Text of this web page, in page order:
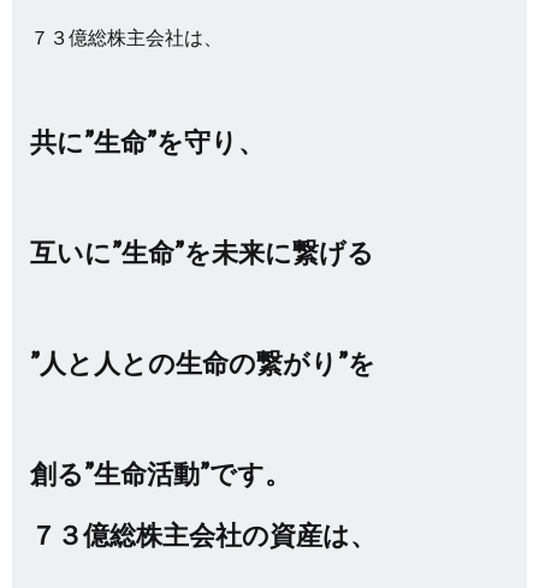
７３億総株主会社は、
共に”生命”を守り、
互いに”生命”を未来に繋げる
”人と人との生命の繋がり”を
創る”生命活動”です。
７３億総株主会社の資産は、